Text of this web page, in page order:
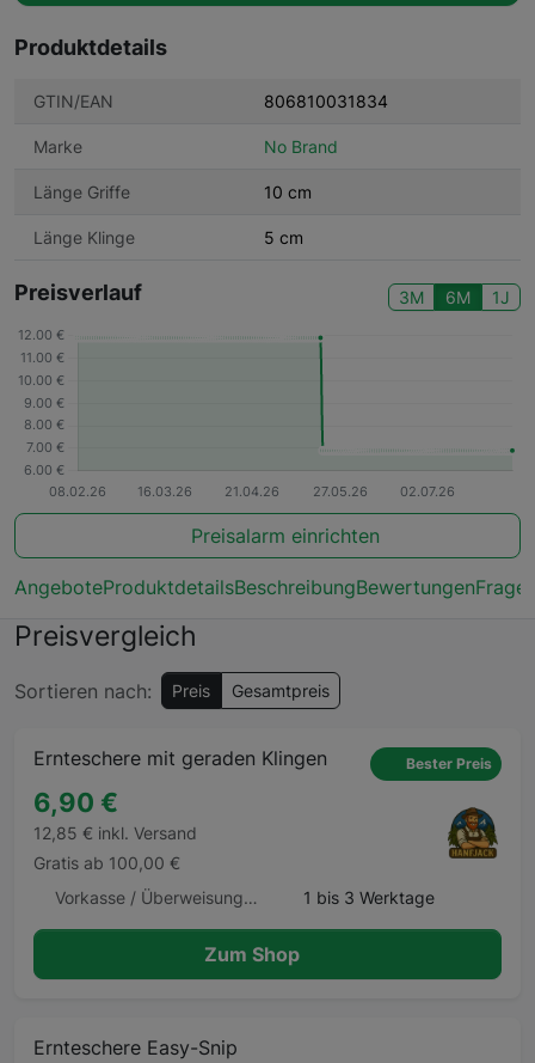
Produktdetails
GTIN/EAN 806810031834
Marke No Brand
Länge Griffe 10 cm
Länge Klinge 5 cm
Preisverlauf 3M 6M 1J
Preisalarm einrichten
AngeboteProduktdetailsBeschreibungBewertungen
Preisvergleich
Sortieren nach: Preis Gesamtpreis
Ernteschere mit geraden Klingen Bester Preis
6,90 €
12,85 € inkl. Versand
Gratis ab 100,00 €
Vorkasse / Überweisung, Kreditkarte, Bitcoin
1 bis 3 Werktage
Zum Shop
Ernteschere Easy-Snip